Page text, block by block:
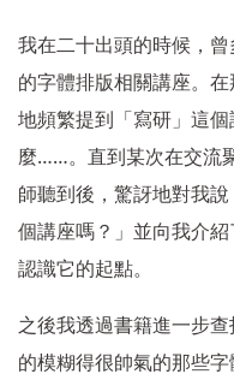
我在二十出頭的時候，曾
的字體排版相關講座。
地頻繁提到「寫研」這
麼……。直到某次在交流
師聽到後，驚訝地對我
個講座嗎？」並向我介
認識它的起點。
之後我透過書籍進一步
的模糊得很帥氣的那些字